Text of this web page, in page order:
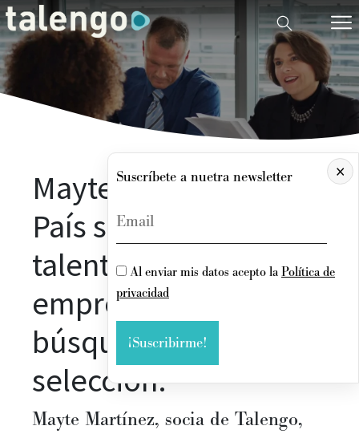
Mayte Martínez en El
País sobre la fuga de
talento en las
empresas de
búsqueda y
selección.
Mayte Martínez, socia de Talengo,
×
Suscríbete a nuetra newsletter
Al enviar mis datos acepto la Política de
privacidad